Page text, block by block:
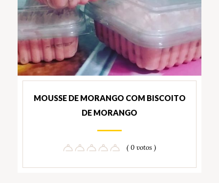
MOUSSE DE MORANGO COM BISCOITO
DE MORANGO
( 0 votos )